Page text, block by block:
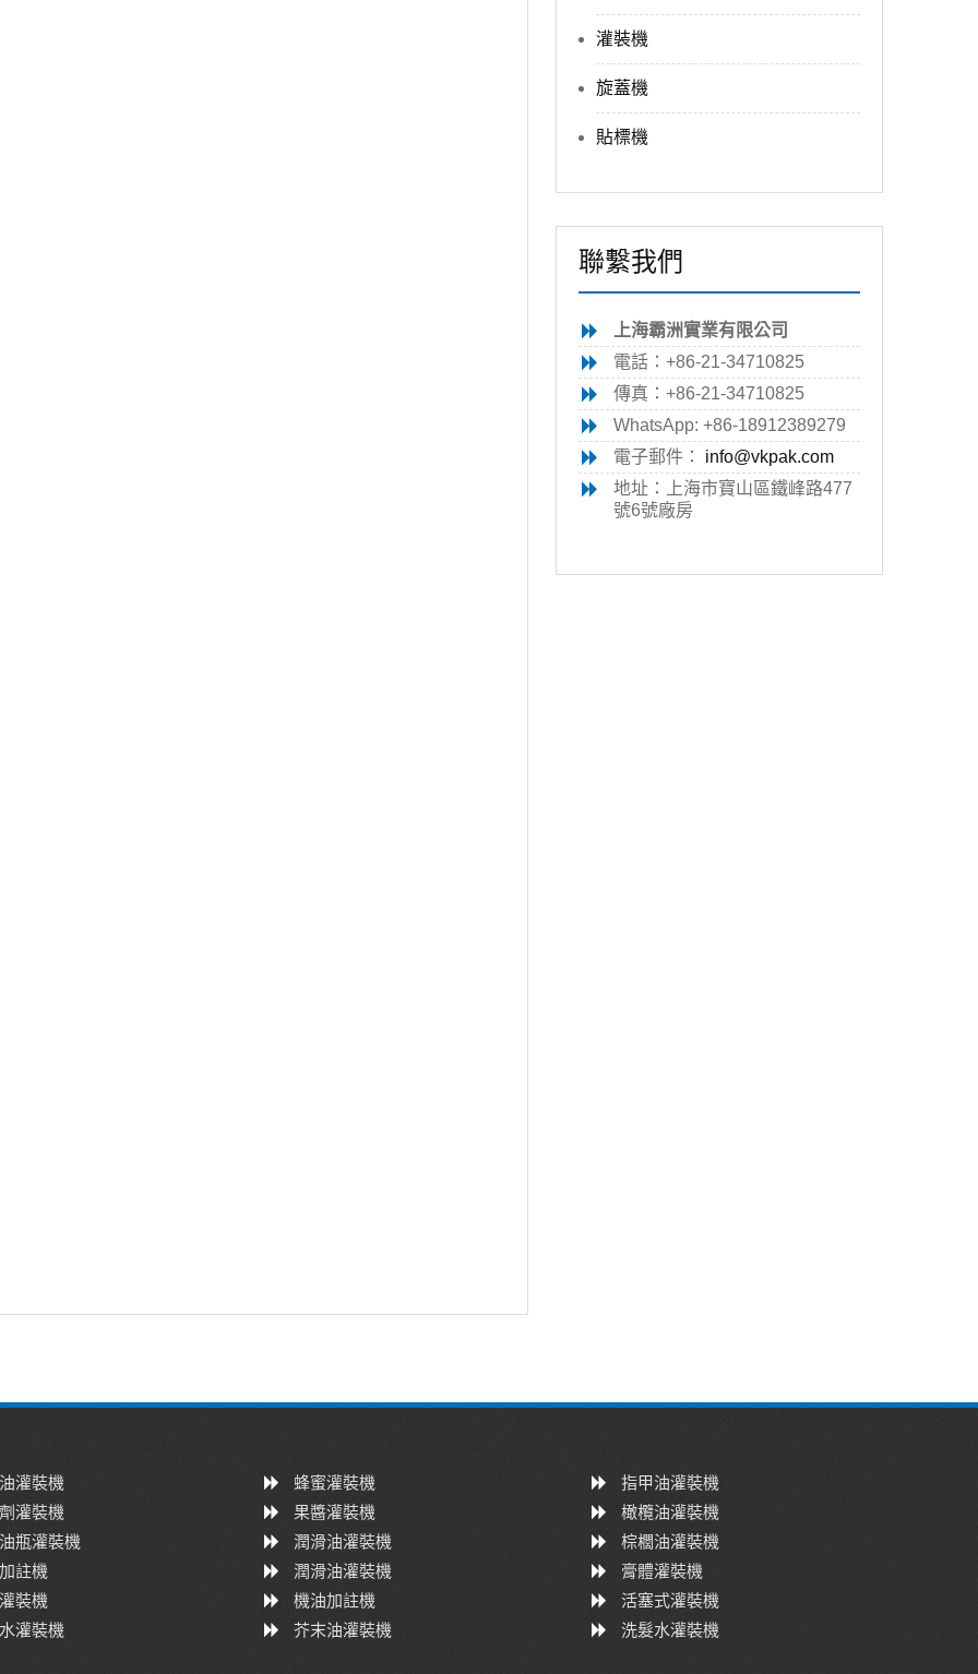
灌裝機
旋蓋機
貼標機
聯繫我們
上海霸洲實業有限公司
電話：+86-21-34710825
傳真：+86-21-34710825
WhatsApp: +86-18912389279
電子郵件： info@vkpak.com
地址：上海市寶山區鐵峰路477
號6號廠房
灌裝機
灌裝機
瓶灌裝機
註機
裝機
灌裝機
蜂蜜灌裝機
果醬灌裝機
潤滑油灌裝機
潤滑油灌裝機
機油加註機
芥末油灌裝機
指甲油灌裝機
橄欖油灌裝機
棕櫚油灌裝機
膏體灌裝機
活塞式灌裝機
洗髮水灌裝機